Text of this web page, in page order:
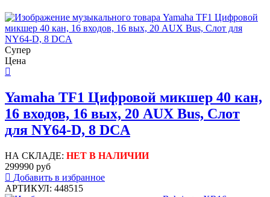
Супер
Цена
Yamaha TF1 Цифровой микшер 40 кан,
16 входов, 16 вых, 20 AUX Bus, Слот
для NY64-D, 8 DCA
НА СКЛАДЕ: НЕТ В НАЛИЧИИ
299990 руб
Добавить в избранное
АРТИКУЛ: 448515